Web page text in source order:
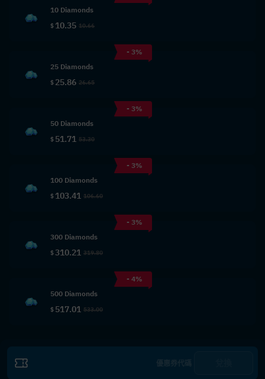
10 Diamonds
$ 10.35 10.66
- 3%
25 Diamonds
$ 25.86 26.65
- 3%
50 Diamonds
$ 51.71 53.30
- 3%
100 Diamonds
$ 103.41 106.60
- 3%
300 Diamonds
$310.21 319.80
- 4%
500 Diamonds
$ 517.01 533.00